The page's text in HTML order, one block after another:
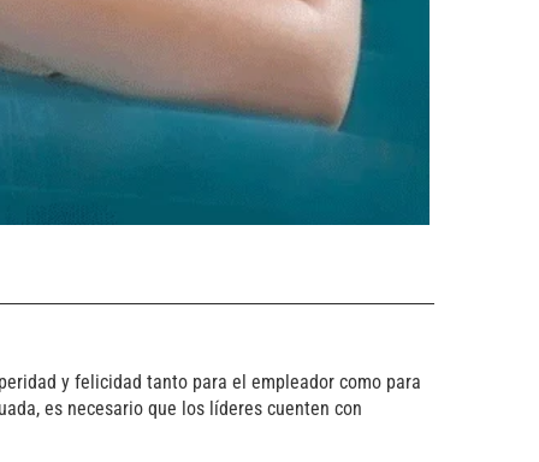
y felicidad tanto para el empleador como para
es necesario que los líderes cuenten con